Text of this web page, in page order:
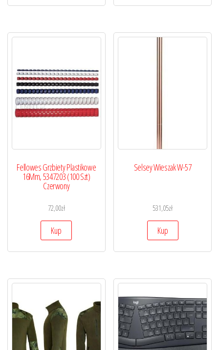
Fellowes Grzbiety Plastikowe
16Mm, 5347203 (100 Szt)
Czerwony
72,00zł
Kup
Selsey Wieszak W-57
531,05zł
Kup